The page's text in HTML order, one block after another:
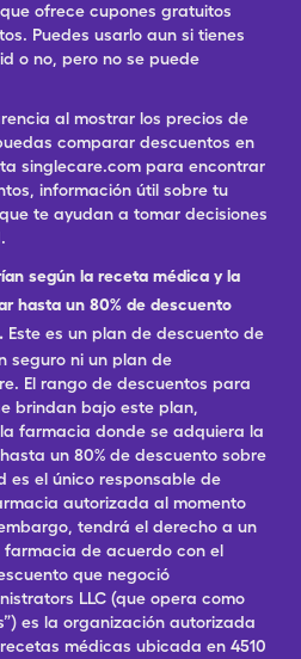
ofrece cupones gratuitos
Puedes usarlo aun si tienes
o no, pero no se puede
al mostrar los precios de
comparar descuentos en
singlecare.com para encontrar
información útil sobre tu
te ayudan a tomar decisiones
según la receta médica y la
hasta un 80% de descuento
Este es un plan de descuento de
seguro ni un plan de
El rango de descuentos para
brindan bajo este plan,
farmacia donde se adquiera la
un 80% de descuento sobre
es el único responsable de
autorizada al momento
tendrá el derecho a un
de acuerdo con el
que negoció
LLC (que opera como
es la organización autorizada
médicas ubicada en 4510